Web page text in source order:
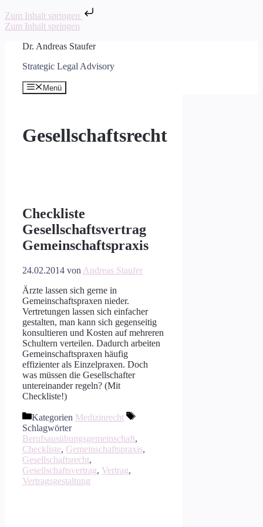
Zum Inhalt springen
Zum Inhalt springen
Dr. Andreas Staufer
Strategic Legal Advisory
Menü
Gesellschaftsrecht
Checkliste
Gesellschaftsvertrag
Gemeinschaftspraxis
24.02.2014 von Andreas Staufer
Ärzte lassen sich gerne in
Gemeinschaftspraxen nieder.
Vertretungen lassen sich einfacher
gestalten, man kann sich gegenseitig
konsultieren und Kosten auf mehreren
Schultern verteilen. Dadurch arbeiten
Gemeinschaftspraxen häufig
effizienter als Einzelpraxen. Doch
was müssen die Gesellschafter
untereinander regeln? (Mit
Checkliste!)
Kategorien Medizinrecht
Schlagwörter
Berufsausübungsgemeinschaft,
Checkliste, Gemeinschaftspraxis,
Gesellschaftsrecht,
Gesellschaftsvertrag, Vertrag,
Vertragsgestaltung